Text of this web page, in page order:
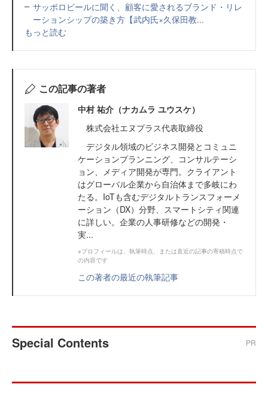
サッポロビールに聞く、顧客に愛されるブランド・リレ
ーションシップの築き方【武内氏×久保田教...
もっと読む
この記事の著者
中村 祐介（ナカムラ ユウスケ）
株式会社エヌプラス代表取締役
デジタル領域のビジネス開発とコミュニ
ケーションプランニング、コンサルテーシ
ョン、メディア開発が専門。クライアント
はグローバル企業から自治体まで多岐にわ
たる。IoTも含むデジタルトランスフォーメ
ーション（DX）分野、スマートシティ関連
に詳しい。企業の人事研修などの開発・
実...
※プロフィールは、執筆時点、または直近の記事の寄稿時点で
の内容です
この著者の最近の執筆記事
Special Contents PR